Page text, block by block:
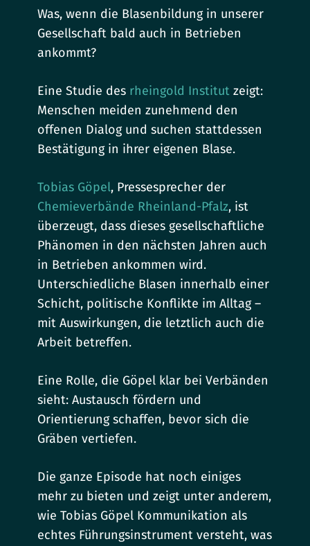
Was, wenn die Blasenbildung in unserer
Gesellschaft bald auch in Betrieben
ankommt?
Eine Studie des rheingold Institut zeigt:
Menschen meiden zunehmend den
offenen Dialog und suchen stattdessen
Bestätigung in ihrer eigenen Blase.
Tobias Göpel, Pressesprecher der
Chemieverbände Rheinland-Pfalz, ist
überzeugt, dass dieses gesellschaftliche
Phänomen in den nächsten Jahren auch
in Betrieben ankommen wird.
Unterschiedliche Blasen innerhalb einer
Schicht, politische Konflikte im Alltag –
mit Auswirkungen, die letztlich auch die
Arbeit betreffen.
Eine Rolle, die Göpel klar bei Verbänden
sieht: Austausch fördern und
Orientierung schaffen, bevor sich die
Gräben vertiefen.
Die ganze Episode hat noch einiges
mehr zu bieten und zeigt unter anderem,
wie Tobias Göpel Kommunikation als
echtes Führungsinstrument versteht, was